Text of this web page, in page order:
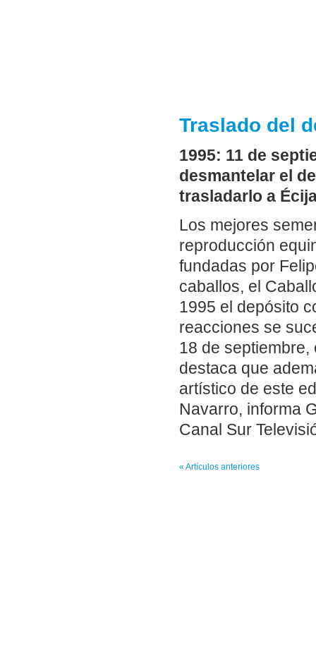
Traslado del
1995: 11 de
desmantelar el
trasladarlo a
Los mejores
reproducción
fundadas por
caballos, el
1995 el depósito
reacciones se
18 de septiembre,
destaca que
artístico de este
Navarro, informa
Canal Sur
« Artículos anteriores